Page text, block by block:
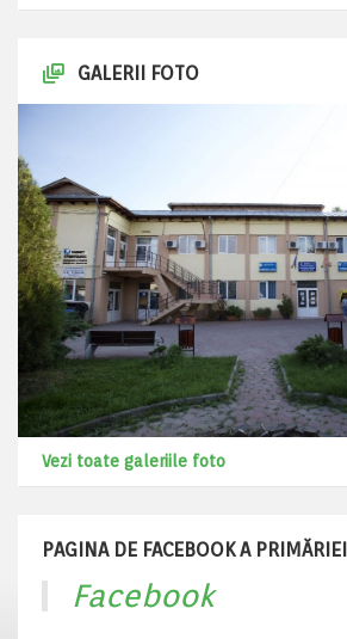
GALERII FOTO
Vezi toate galeriile foto
PAGINA DE FACEBOOK A PRIMĂRIEI
Facebook